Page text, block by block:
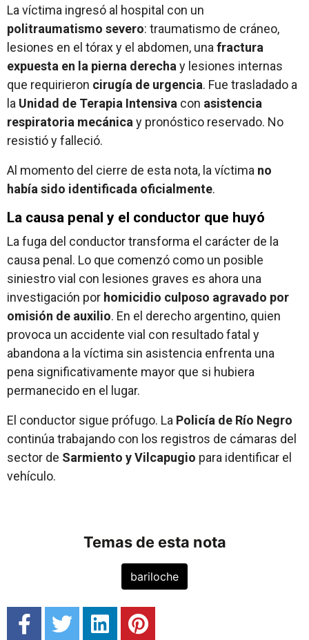
La víctima ingresó al hospital con un
politraumatismo severo: traumatismo de cráneo,
lesiones en el tórax y el abdomen, una fractura
expuesta en la pierna derecha y lesiones internas
que requirieron cirugía de urgencia. Fue trasladado a
la Unidad de Terapia Intensiva con asistencia
respiratoria mecánica y pronóstico reservado. No
resistió y falleció.
Al momento del cierre de esta nota, la víctima no
había sido identificada oficialmente.
La causa penal y el conductor que huyó
La fuga del conductor transforma el carácter de la
causa penal. Lo que comenzó como un posible
siniestro vial con lesiones graves es ahora una
investigación por homicidio culposo agravado por
omisión de auxilio. En el derecho argentino, quien
provoca un accidente vial con resultado fatal y
abandona a la víctima sin asistencia enfrenta una
pena significativamente mayor que si hubiera
permanecido en el lugar.
El conductor sigue prófugo. La Policía de Río Negro
continúa trabajando con los registros de cámaras del
sector de Sarmiento y Vilcapugio para identificar el
vehículo.
Temas de esta nota
bariloche